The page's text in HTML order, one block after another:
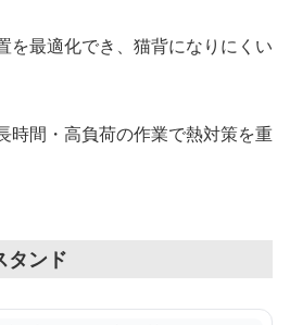
を最適化でき、猫背になりにくい
時間・高負荷の作業で熱対策を重
タンド